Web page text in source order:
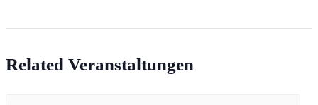
Related Veranstaltungen